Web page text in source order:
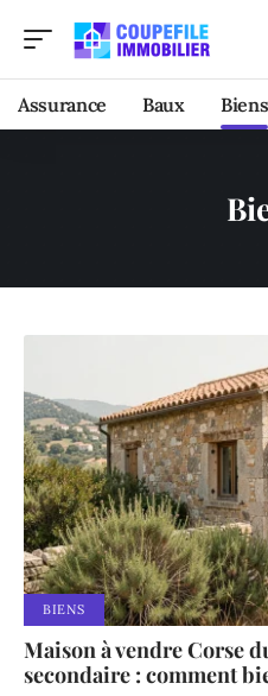
Assurance Baux Biens
BIENS
Maison à vendre Corse
secondaire : comment